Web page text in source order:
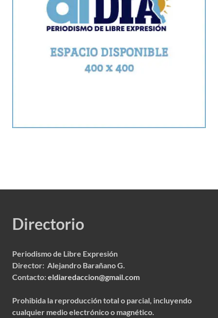
Directorio
Periodismo de Libre Expresión
Director: Alejandro Barañano G.
Contacto:eldiaredaccion@gmail.com
Prohibida la reproducción total o parcial, incluyendo
cualquier medio electrónico o magnético.